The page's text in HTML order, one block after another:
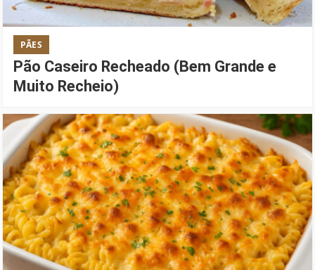
PÃES
Pão Caseiro Recheado (Bem Grande e
Muito Recheio)